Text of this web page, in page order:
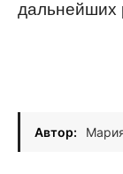
дальнейших
Автор: